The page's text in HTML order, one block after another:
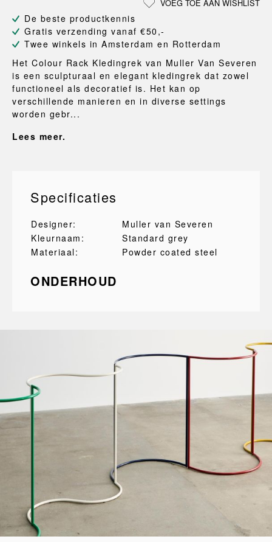
VOEG TOE AAN WISHLIST
De beste productkennis
Gratis verzending vanaf €50,-
Twee winkels in Amsterdam en Rotterdam
Het Colour Rack Kledingrek van Muller Van Severen
is een sculpturaal en elegant kledingrek dat zowel
functioneel als decoratief is. Het kan op
verschillende manieren en in diverse settings
worden gebr...
Lees meer.
Specificaties
Designer:
Muller van Severen
Kleurnaam:
Standard grey
Materiaal:
Powder coated steel
ONDERHOUD